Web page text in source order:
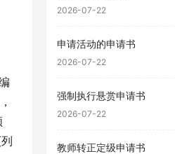
2026-07-22
申请活动的申请书
2026-07-22
强制执行悬赏申请书
2026-07-22
教师转正定级申请书